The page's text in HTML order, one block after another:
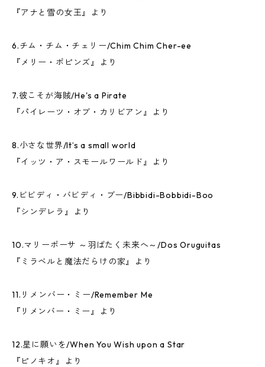
『アナと雪の女王』より
6.チム・チム・チェリー/Chim Chim Cher-ee
『メリー・ポピンズ』より
7.彼こそが海賊/He's a Pirate
『パイレーツ・オブ・カリビアン』より
8.小さな世界/It’s a small world
『イッツ・ア・スモールワールド』より
9.ビビディ・バビディ・ブー/Bibbidi-Bobbidi-Boo
『シンデレラ』より
10.マリーポーサ ～羽ばたく未来へ～/Dos Oruguitas
『ミラベルと魔法だらけの家』より
11.リメンバー・ミー/Remember Me
『リメンバー・ミー』より
12.星に願いを/When You Wish upon a Star
『ピノキオ』より